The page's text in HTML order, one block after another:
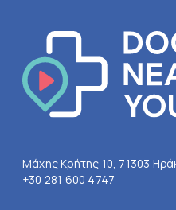
Μάχης Κρήτης 10, 71303
+30 281 600 4747